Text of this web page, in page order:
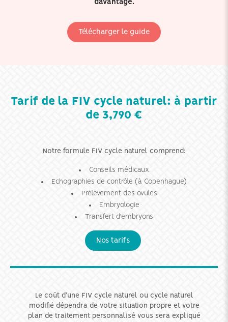
davantage.
Télécharger le guide
Tarif de la FIV cycle naturel: à partir
de 3,790 €
Notre formule FIV cycle naturel comprend:
Conseils médicaux
Echographies de contrôle (à Copenhague)
Prélèvement des ovules
Embryologie
Transfert d'embryons
Nos tarifs
Le coût d'une FIV cycle naturel ou cycle naturel
modifié dépendra de votre situation propre et votre
plan de traitement personnalisé vous sera expliqué